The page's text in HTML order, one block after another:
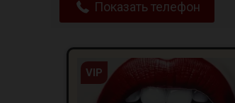
Показать телефон
VIP